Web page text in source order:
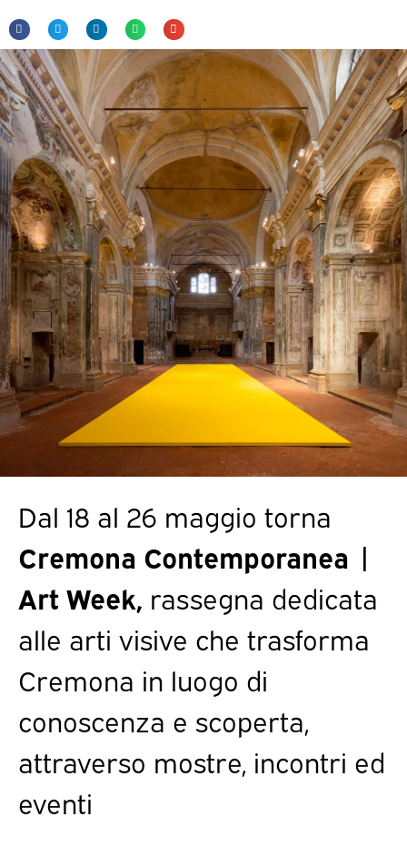
Dal 18 al 26 maggio torna
Cremona Contemporanea |
Art Week, rassegna dedicata
alle arti visive che trasforma
Cremona in luogo di
conoscenza e scoperta,
attraverso mostre, incontri ed
eventi